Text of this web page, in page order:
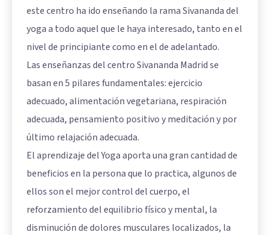
este centro ha ido enseñando la rama Sivananda del
yoga a todo aquel que le haya interesado, tanto en el
nivel de principiante como en el de adelantado.
Las enseñanzas del centro Sivananda Madrid se
basan en 5 pilares fundamentales: ejercicio
adecuado, alimentación vegetariana, respiración
adecuada, pensamiento positivo y meditación y por
último relajación adecuada.
El aprendizaje del Yoga aporta una gran cantidad de
beneficios en la persona que lo practica, algunos de
ellos son el mejor control del cuerpo, el
reforzamiento del equilibrio físico y mental, la
disminución de dolores musculares localizados, la